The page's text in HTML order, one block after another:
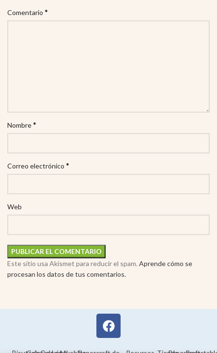
Comentario *
Nombre*
Correo electrónico *
Web
Este sitio usa Akismet para reducir el spam. Aprende cómo se
procesan los datos de tus comentarios.